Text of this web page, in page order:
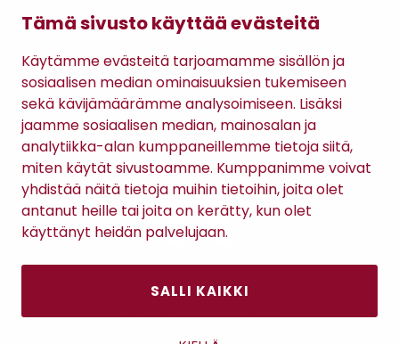
Tämä sivusto käyttää evästeitä
Käytämme evästeitä tarjoamamme sisällön ja
sosiaalisen median ominaisuuksien tukemiseen
sekä kävijämäärämme analysoimiseen. Lisäksi
jaamme sosiaalisen median, mainosalan ja
analytiikka-alan kumppaneillemme tietoja siitä,
miten käytät sivustoamme. Kumppanimme voivat
yhdistää näitä tietoja muihin tietoihin, joita olet
antanut heille tai joita on kerätty, kun olet
käyttänyt heidän palvelujaan.
SALLI KAIKKI
Gomee Ratsula Café
Antinkatu 17, 28100 Pori
Sopimusehdot
Tietosuojaseloste
Maksutavat